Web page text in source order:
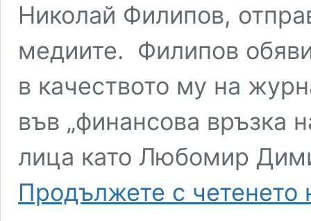
Николай Филипов,
медиите. Филипов
в качеството му на
във „финансова връзка
лица като Любомир
Продължете с четенето